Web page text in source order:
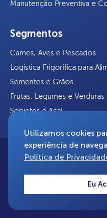
Manutenção Preventiva e
Segmentos
Carnes, Aves e Pescados
Logística Frigorífica para
Sementes e Grãos
Frutas, Legumes e Verduras
Sorvetes e Açaí
© 2024 Friocom.
Utilizamos cookies
experiência de
Política de
Eu